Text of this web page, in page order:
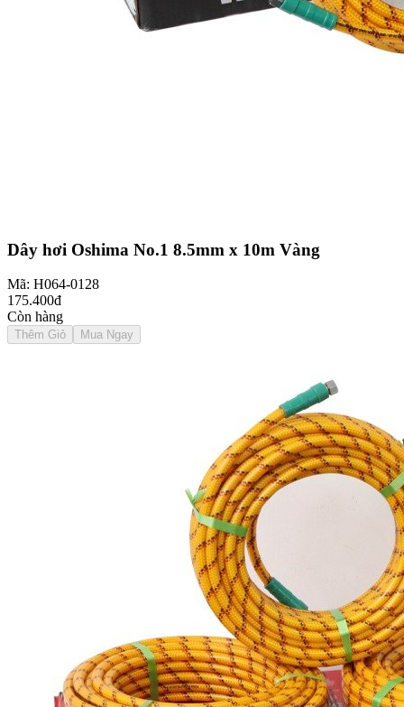
Dây hơi Oshima No.1 8.5mm x 10m Vàng
Mã: H064-0128
175.400đ
Còn hàng
Thêm Giỏ Mua Ngay